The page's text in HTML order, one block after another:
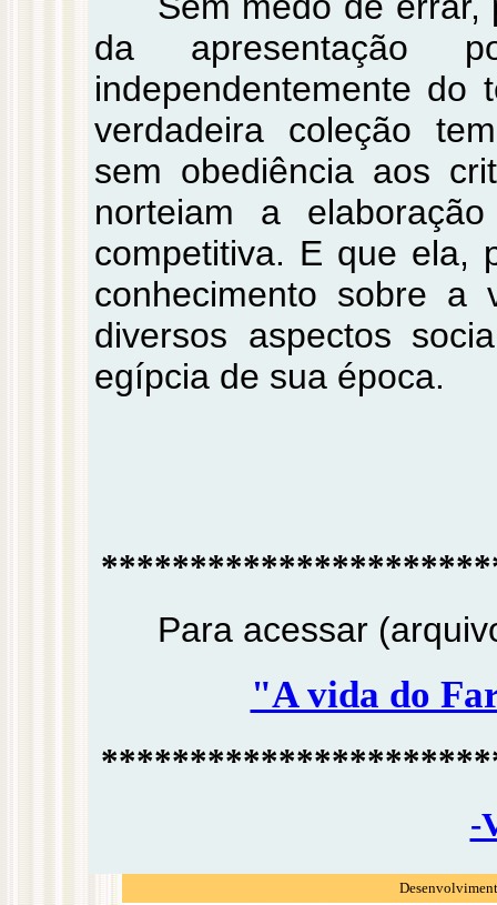
da apresentação
independentemente do
verdadeira coleção
sem obediência aos
norteiam a
competitiva. E que ela,
conhecimento sobre a
diversos aspectos
egípcia de sua época.
Para acessar
"A vida do
-